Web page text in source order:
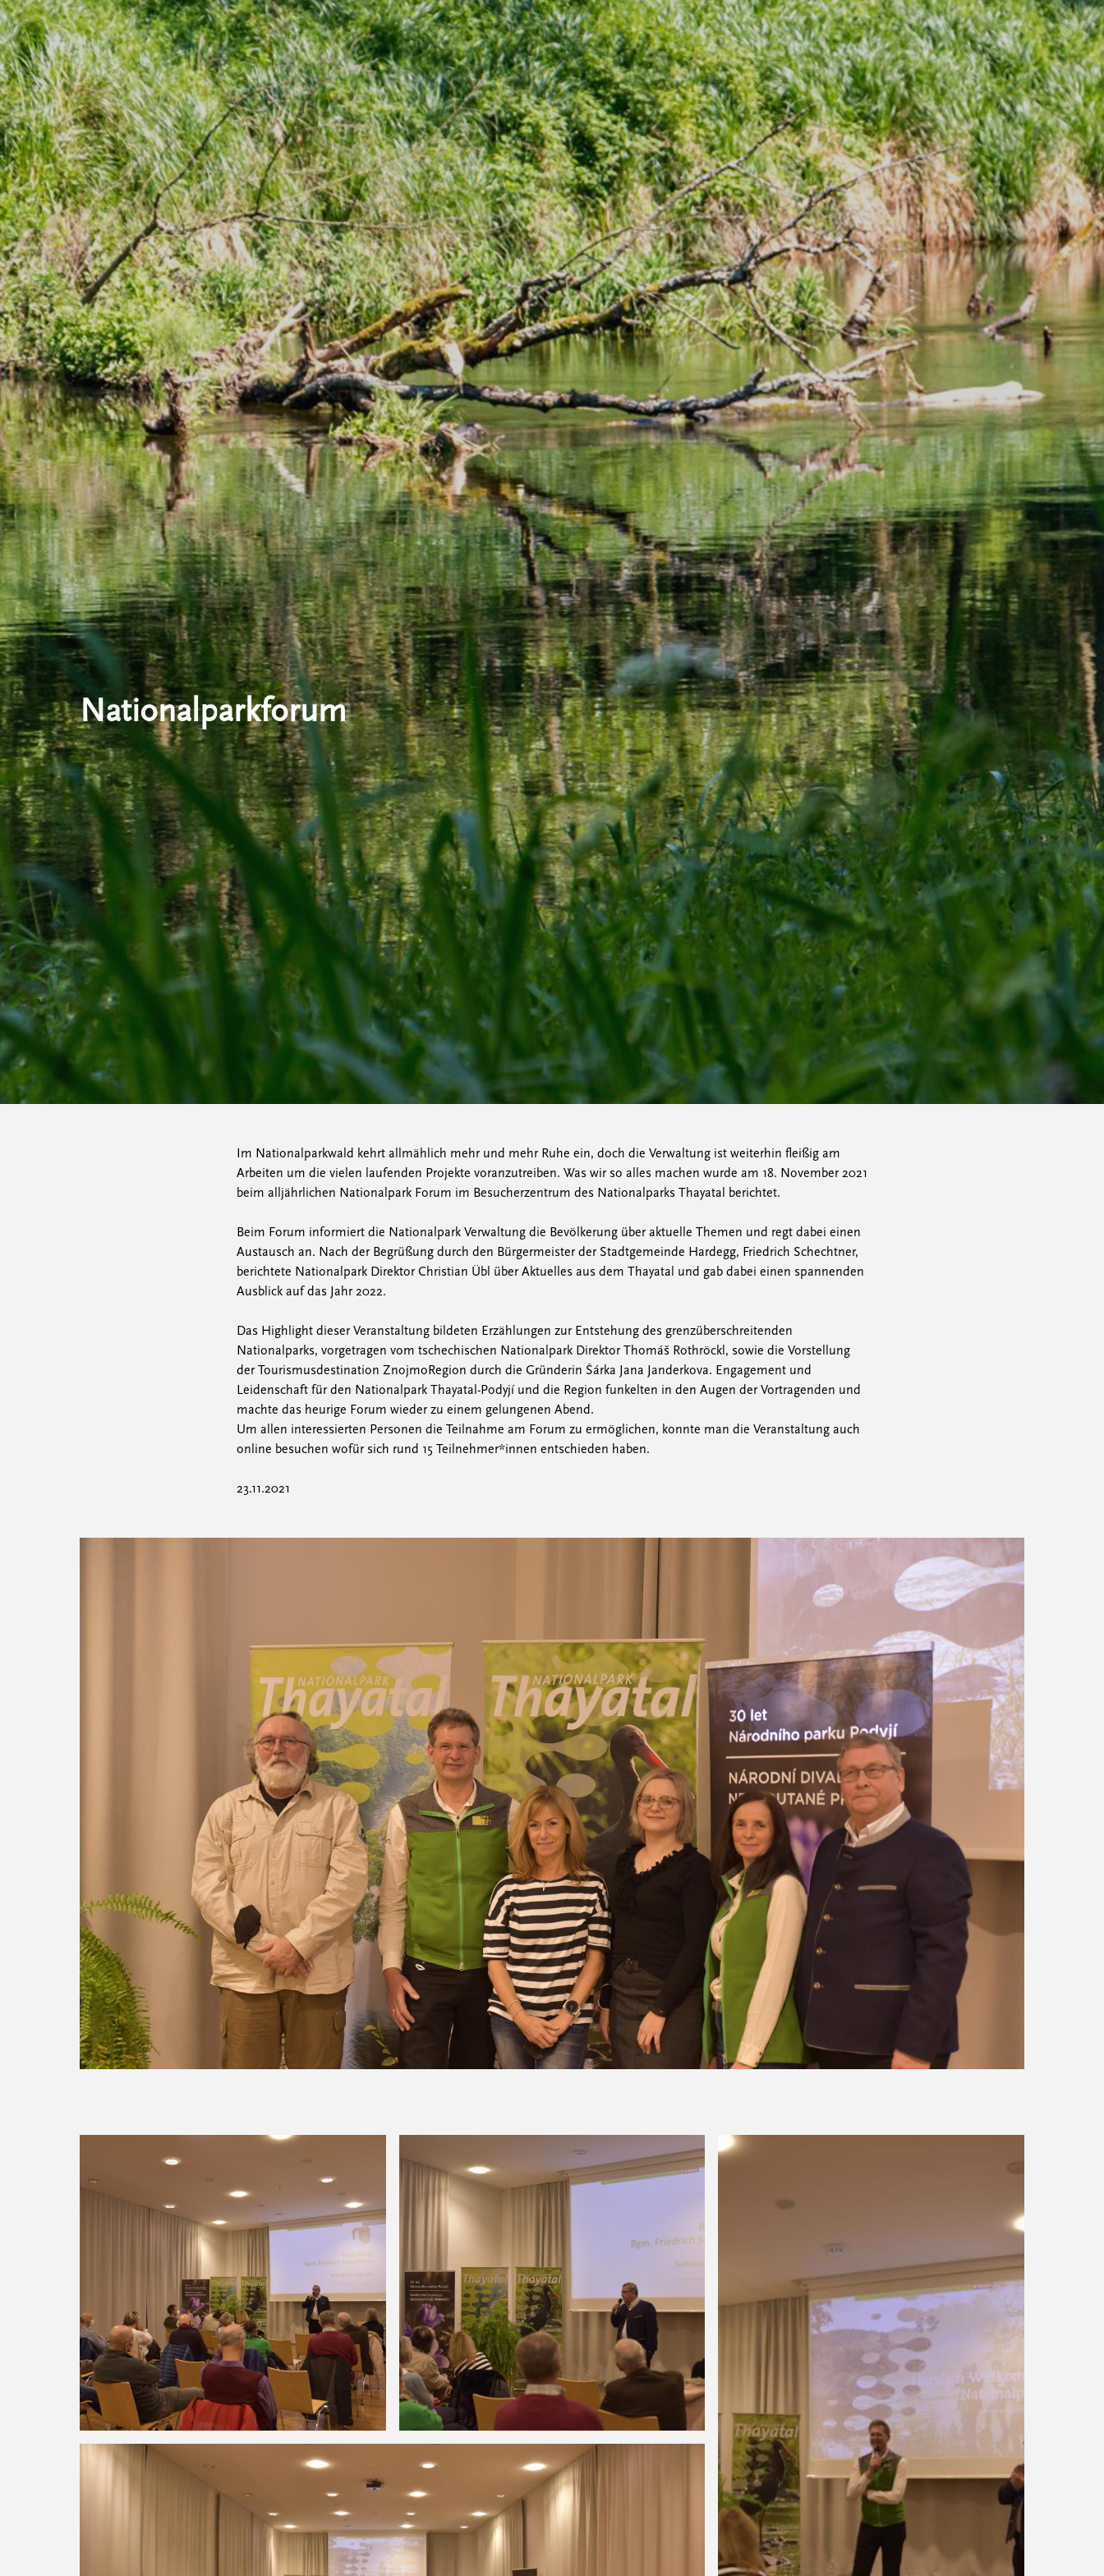
Nationalparkforum
Im Nationalparkwald kehrt allmählich mehr und mehr Ruhe ein, doch die Verwaltung ist weiterhin fleißig am
Arbeiten um die vielen laufenden Projekte voranzutreiben. Was wir so alles machen wurde am 18. November 2021
beim alljährlichen Nationalpark Forum im Besucherzentrum des Nationalparks Thayatal berichtet.
Beim Forum informiert die Nationalpark Verwaltung die Bevölkerung über aktuelle Themen und regt dabei einen
Austausch an. Nach der Begrüßung durch den Bürgermeister der Stadtgemeinde Hardegg, Friedrich Schechtner,
berichtete Nationalpark Direktor Christian Übl über Aktuelles aus dem Thayatal und gab dabei einen spannenden
Ausblick auf das Jahr 2022.
Das Highlight dieser Veranstaltung bildeten Erzählungen zur Entstehung des grenzüberschreitenden
Nationalparks, vorgetragen vom tschechischen Nationalpark Direktor Thomáš Rothröckl, sowie die Vorstellung
der Tourismusdestination ZnojmoRegion durch die Gründerin Šárka Jana Janderkova. Engagement und
Leidenschaft für den Nationalpark Thayatal-Podyjí und die Region funkelten in den Augen der Vortragenden und
machte das heurige Forum wieder zu einem gelungenen Abend.
Um allen interessierten Personen die Teilnahme am Forum zu ermöglichen, konnte man die Veranstaltung auch
online besuchen wofür sich rund 15 Teilnehmer*innen entschieden haben.
23.11.2021